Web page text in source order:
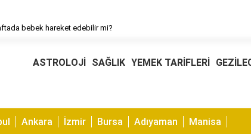
bebek hareket edebilir mi?
ASTROLOJİ SAĞLIK YEMEK TARİFLERİ
Ankara İzmir Bursa Adıyaman Manisa